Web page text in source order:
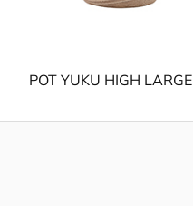
POT YUKU HIGH LARGE